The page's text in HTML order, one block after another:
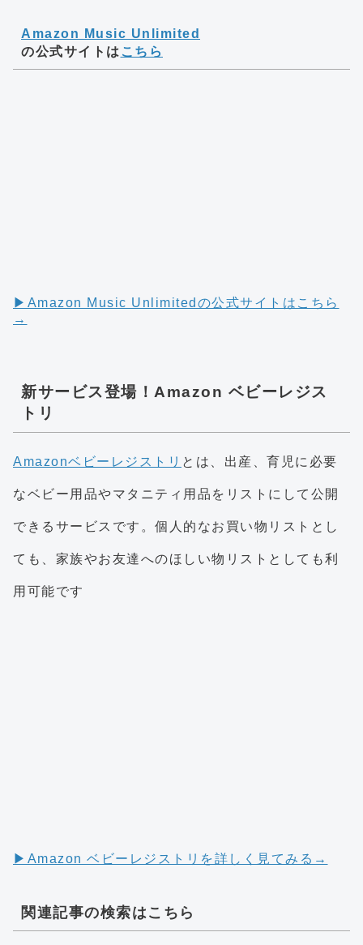
Amazon Music Unlimited
の公式サイトは こちら
▶︎Amazon Music Unlimitedの公式サイトはこちら
→
新サービス登場！Amazon ベビーレジス
トリ
Amazonベビーレジストリ とは、出産、育児に必要
なベビー用品やマタニティ用品をリストにして公開
できるサービスです。個人的なお買い物リストとし
ても、家族やお友達へのほしい物リストとしても利
用可能です
▶︎Amazon ベビーレジストリを詳しく見てみる→
関連記事の検索はこちら